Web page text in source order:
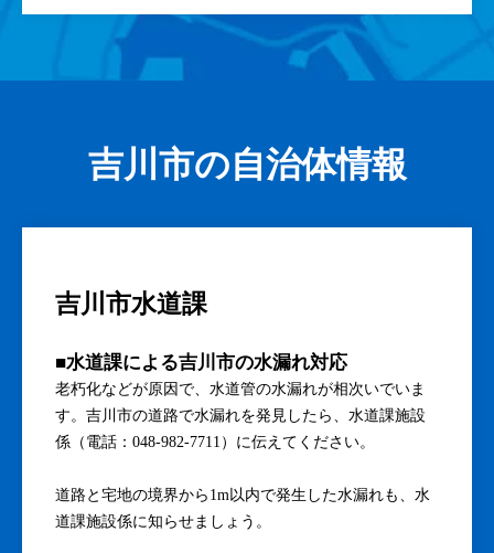
吉川市の自治体情報
吉川市水道課
■水道課による吉川市の水漏れ対応
老朽化などが原因で、水道管の水漏れが相次いでいま
す。吉川市の道路で水漏れを発見したら、水道課施設
係（電話：048-982-7711）に伝えてください。
道路と宅地の境界から1m以内で発生した水漏れも、水
道課施設係に知らせましょう。